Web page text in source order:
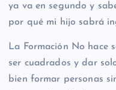
ya va en segundo y
por qué mi hijo sabrá
La Formación No hace
ser cuadrados y dar
bien formar personas